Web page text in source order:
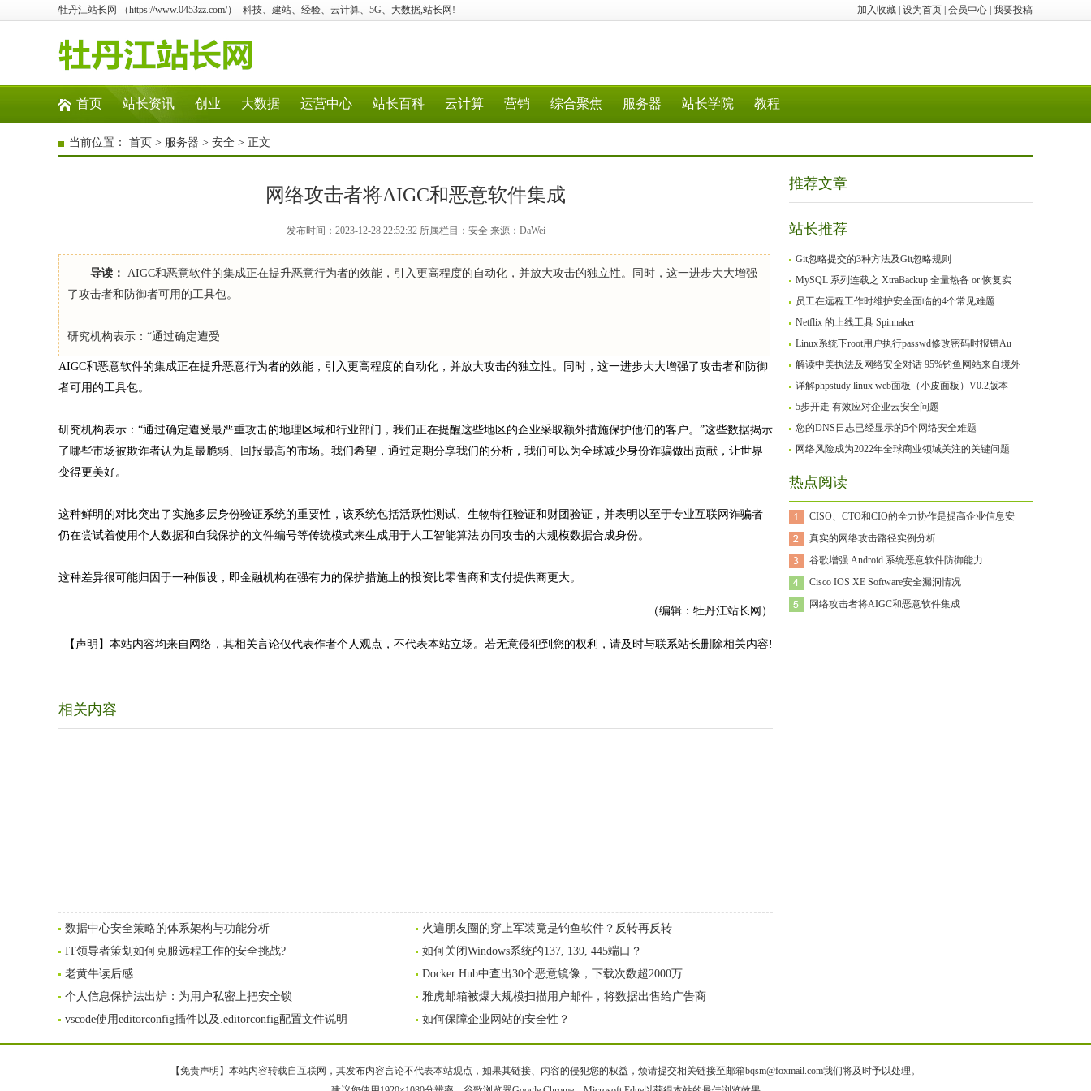
加入收藏 设为首页 会员中心 我要投稿
牡丹江站长网 （https://www.0453zz.com/）- 科技、建站、经验、云计算、5G、大数据,站长网!
首页 站长资讯 创业 大数据 运营中心 站长百科 云计算 营销 综合聚焦 服务器 站长学院 教程
当前位置： 首页 > 服务器 > 安全 > 正文
网络攻击者将AIGC和恶意软件集成
发布时间：2023-12-28 22:52:32 所属栏目：安全 来源：DaWei
导读： AIGC和恶意软件的集成正在提升恶意行为者的效能，引入更高程度的自动化，并放大攻击的独立性。同时，这一进步大大增强
了攻击者和防御者可用的工具包。
研究机构表示：“通过确定遭受
AIGC和恶意软件的集成正在提升恶意行为者的效能，引入更高程度的自动化，并放大攻击的独立性。同时，这一进步大大增强了攻击者和防御
者可用的工具包。
研究机构表示：“通过确定遭受最严重攻击的地理区域和行业部门，我们正在提醒这些地区的企业采取额外措施保护他们的客户。”这些数据揭示
了哪些市场被欺诈者认为是最脆弱、回报最高的市场。我们希望，通过定期分享我们的分析，我们可以为全球减少身份诈骗做出贡献，让世界
变得更美好。
这种鲜明的对比突出了实施多层身份验证系统的重要性，该系统包括活跃性测试、生物特征验证和财团验证，并表明以至于专业互联网诈骗者
仍在尝试着使用个人数据和自我保护的文件编号等传统模式来生成用于人工智能算法协同攻击的大规模数据合成身份。
这种差异很可能归因于一种假设，即金融机构在强有力的保护措施上的投资比零售商和支付提供商更大。
（编辑：牡丹江站长网）
【声明】本站内容均来自网络，其相关言论仅代表作者个人观点，不代表本站立场。若无意侵犯到您的权利，请及时与联系站长删除相关内容!
相关内容
数据中心安全策略的体系架构与功能分析
火遍朋友圈的穿上军装竟是钓鱼软件？反转再反转
IT领导者策划如何克服远程工作的安全挑战?
如何关闭Windows系统的137, 139, 445端口？
老黄牛读后感
Docker Hub中查出30个恶意镜像，下载次数超2000万
个人信息保护法出炉：为用户私密上把安全锁
雅虎邮箱被爆大规模扫描用户邮件，将数据出售给广告商
vscode使用editorconfig插件以及.editorconfig配置文件说明
如何保障企业网站的安全性？
推荐文章
站长推荐
Git忽略提交的3种方法及Git忽略规则
MySQL 系列连载之 XtraBackup 全量热备 or 恢复实
员工在远程工作时维护安全面临的4个常见难题
Netflix 的上线工具 Spinnaker
Linux系统下root用户执行passwd修改密码时报错Au
解读中美执法及网络安全对话 95%钓鱼网站来自境外
详解phpstudy linux web面板（小皮面板）V0.2版本
5步开走 有效应对企业云安全问题
您的DNS日志已经显示的5个网络安全难题
网络风险成为2022年全球商业领域关注的关键问题
热点阅读
CISO、CTO和CIO的全力协作是提高企业信息安
真实的网络攻击路径实例分析
谷歌增强 Android 系统恶意软件防御能力
Cisco IOS XE Software安全漏洞情况
网络攻击者将AIGC和恶意软件集成
【免责声明】本站内容转载自互联网，其发布内容言论不代表本站观点，如果其链接、内容的侵犯您的权益，烦请提交相关链接至邮箱bqsm@foxmail.com我们将及时予以处理。